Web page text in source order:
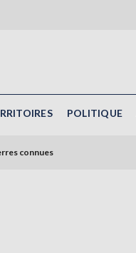
POLITIQUE
connues